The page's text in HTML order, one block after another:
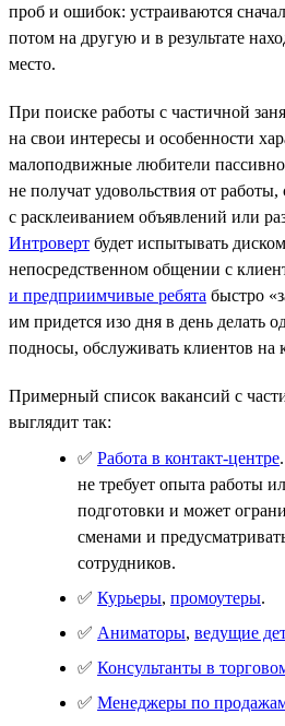
проб и ошибок: устраиваются
потом на другую и в результате
место.
При поиске работы с частичной
на свои интересы и особенности
малоподвижные любители
не получат удовольствия от работы,
с расклеиванием объявлений или
Интроверт будет испытывать
непосредственном общении с
и предприимчивые ребята быстро
им придется изо дня в день делать
подносы, обслуживать клиентов на
Примерный список вакансий с
выглядит так:
✅ Работа в контакт-центре
не требует опыта работы
подготовки и может
сменами и
сотрудников.
✅ Курьеры, промоутеры.
✅ Аниматоры, ведущие
✅ Консультанты в
✅ Менеджеры по